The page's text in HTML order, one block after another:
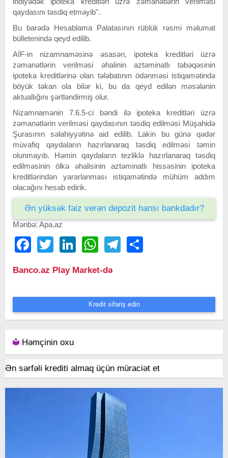
qaydasını təsdiq etməyib".
Bu barədə Hesablama Palatasının rüblük rəsmi məlumat
bülletenində qeyd edilib.
AİF-in nizamnaməsinə əsasən, ipoteka kreditləri üzrə
zəmanətlərin verilməsi əhalinin aztəminatlı təbəqəsinin
ipoteka kreditlərinə olan tələbatının ödənməsi istiqamətində
böyük təkan ola bilər ki, bu da qeyd edilən məsələnin
aktuallığını şərtləndirmiş olur.
Nizamnamənin 7.6.5-ci bəndi ilə ipoteka kreditləri üzrə
zəmanətlərin verilməsi qaydasının təsdiq edilməsi Müşahidə
Şurasının səlahiyyətinə aid edilib. Lakin bu günə qədər
müvafiq qaydaların hazırlanaraq təsdiq edilməsi təmin
olunmayıb. Həmin qaydaların tezliklə hazırlanaraq təsdiq
edilməsinin ölkə əhalisinin aztəminatlı hissəsinin ipoteka
kreditlərindən yararlanması istiqamətində mühüm addım
olacağını hesab edirik.
Ən yüksək faiz verən depozit hansı bankdadır?
Mənbə: Apa.az
FacebookTwitter LinkedIn WhatsAppTelegram
Banco.az Play Market-də
Kredit sifariş edin
Həmçinin oxu
Ən sərfəli krediti almaq üçün müraciət et